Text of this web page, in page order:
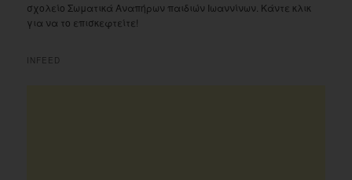
σχολείο Σωματικά Αναπήρων παιδιών Ιωαννίνων. Κάντε κλικ
για να το επισκεφτείτε!
INFEED